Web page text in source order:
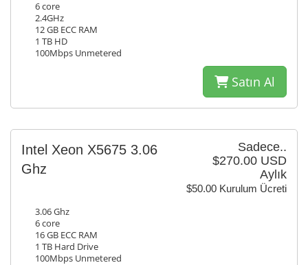
6 core
2.4GHz
12 GB ECC RAM
1 TB HD
100Mbps Unmetered
Satın Al
Sadece..
$270.00 USD
Aylık
$50.00 Kurulum Ücreti
Intel Xeon X5675 3.06
Ghz
3.06 Ghz
6 core
16 GB ECC RAM
1 TB Hard Drive
100Mbps Unmetered